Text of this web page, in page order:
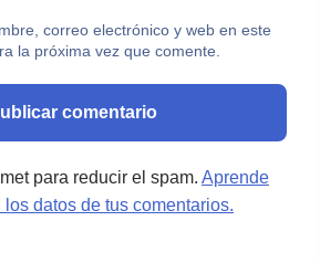
correo electrónico y web en este
la próxima vez que comente.
para reducir el spam. Aprende
datos de tus comentarios.